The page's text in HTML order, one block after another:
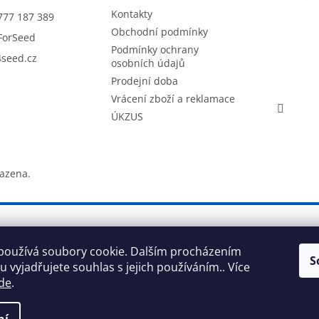
soubory cookie. Dalším procházením
vyjadřujete souhlas s jejich používáním.. Více
.
187 389
Kontakty
Obchodní podmínky
Podmínky ochrany
osobních údajů
Prodejní doba
Vrácení zboží a reklamace
ÚKZUS